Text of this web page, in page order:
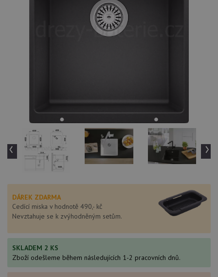
‹ ›
DÁREK ZDARMA
Cedící miska v hodnotě 490,- kč
Nevztahuje se k zvýhodněným setům.
SKLADEM 2 KS
Zboží odešleme během následujících 1-2 pracovních dnů.